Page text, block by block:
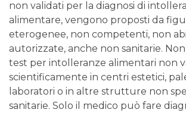
non validati per la diagnosi di
alimentare, vengono proposti da
eterogenee, non competenti, non
autorizzate, anche non sanitarie.
test per intolleranze alimentari non
scientificamente in centri estetici,
laboratori o in altre strutture non
sanitarie. Solo il medico può fare